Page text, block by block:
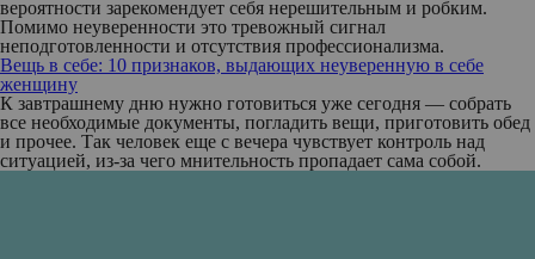
вероятности зарекомендует себя нерешительным и робким.
Помимо неуверенности это тревожный сигнал
неподготовленности и отсутствия профессионализма.
Вещь в себе: 10 признаков, выдающих неуверенную в себе
женщину
К завтрашнему дню нужно готовиться уже сегодня — собрать
все необходимые документы, погладить вещи, приготовить обед
и прочее. Так человек еще с вечера чувствует контроль над
ситуацией, из-за чего мнительность пропадает сама собой.